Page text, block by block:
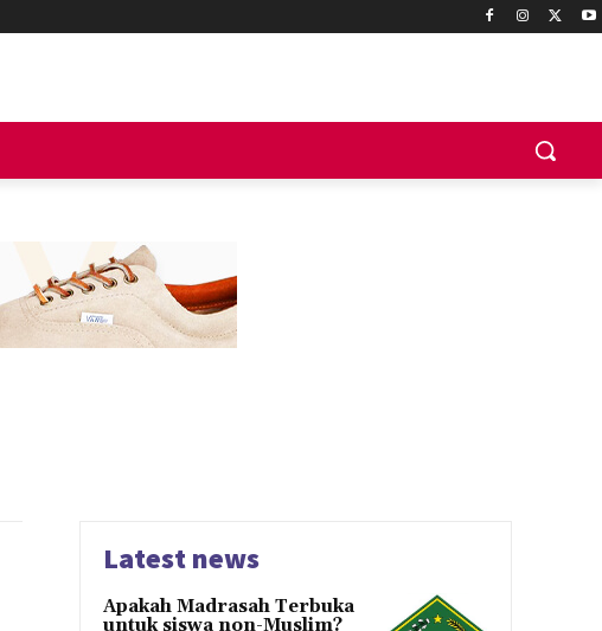
Latest news
Apakah Madrasah Terbuka
untuk siswa non-Muslim?